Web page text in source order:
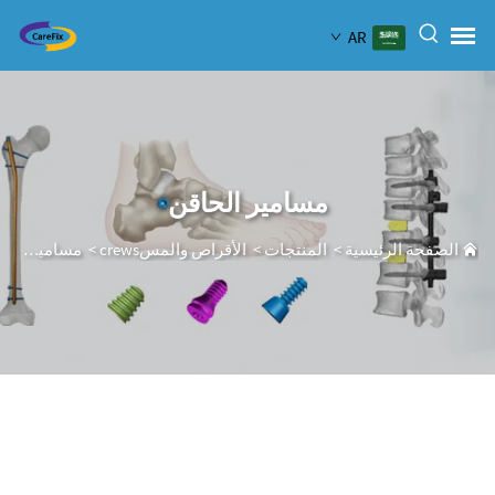
AR
مسامير الحاقن
الصفحة الرئيسية >المنتجات>الأقراص والمسcrews >مسامير الحاقن